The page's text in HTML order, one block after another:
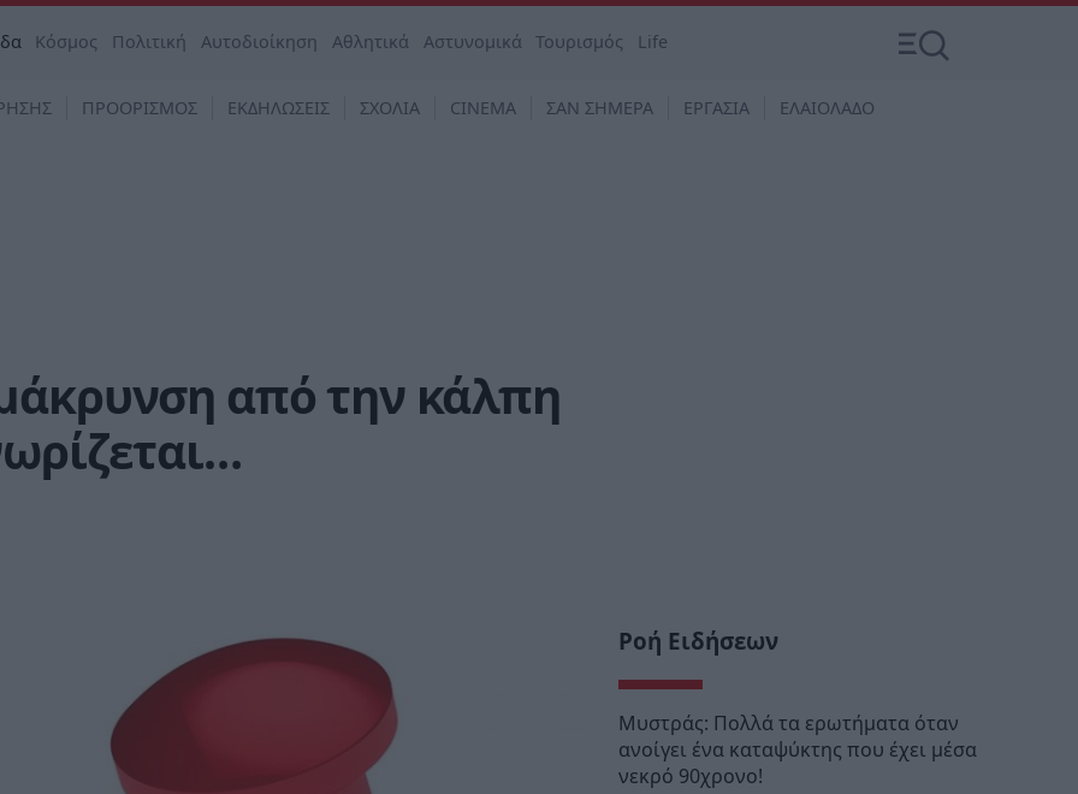
Κόσμος Πολιτική Αυτοδιοίκηση Αθλητικά Αστυνομικά Τουρισμός Life
ΠΡΟΟΡΙΣΜΟΣ ΕΚΔΗΛΩΣΕΙΣ ΣΧΟΛΙΑ CINEMA ΣΑΝ ΣΗΜΕΡΑ ΕΡΓΑΣΙΑ ΕΛΑΙΟΛΑΔΟ
από την κάλπη
Ροή Ειδήσεων
Μυστράς: Πολλά τα ερωτήματα όταν
ανοίγει ένα καταψύκτης που έχει μέσα
νεκρό 90χρονο!